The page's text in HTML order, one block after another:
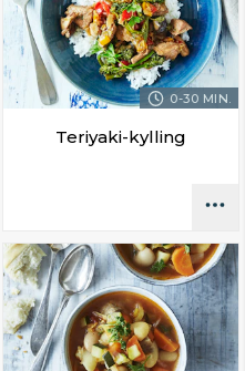
0-30 MIN.
Teriyaki-kylling